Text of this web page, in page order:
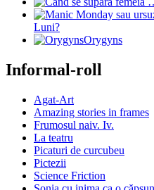
Luni?
Orygyns
Informal-roll
Agat-Art
Amazing stories in frames
Frumosul naiv. Iv.
La teatru
Picaturi de curcubeu
Pictezii
Science Friction